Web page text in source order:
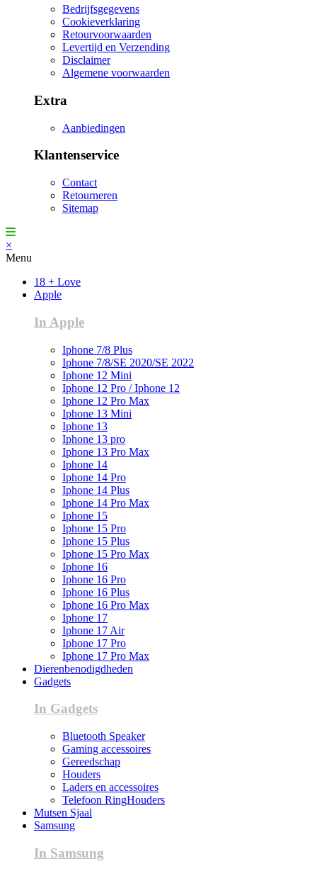
Bedrijfsgegevens
Cookieverklaring
Retourvoorwaarden
Levertijd en Verzending
Disclaimer
Algemene voorwaarden
Extra
Aanbiedingen
Klantenservice
Contact
Retourneren
Sitemap
×
Menu
18 + Love
Apple
In Apple
Iphone 7/8 Plus
Iphone 7/8/SE 2020/SE 2022
Iphone 12 Mini
Iphone 12 Pro / Iphone 12
Iphone 12 Pro Max
Iphone 13 Mini
Iphone 13
Iphone 13 pro
Iphone 13 Pro Max
Iphone 14
Iphone 14 Pro
Iphone 14 Plus
Iphone 14 Pro Max
Iphone 15
Iphone 15 Pro
Iphone 15 Plus
Iphone 15 Pro Max
Iphone 16
Iphone 16 Pro
Iphone 16 Plus
Iphone 16 Pro Max
Iphone 17
Iphone 17 Air
Iphone 17 Pro
Iphone 17 Pro Max
Dierenbenodigdheden
Gadgets
In Gadgets
Bluetooth Speaker
Gaming accessoires
Gereedschap
Houders
Laders en accessoires
Telefoon RingHouders
Mutsen Sjaal
Samsung
In Samsung